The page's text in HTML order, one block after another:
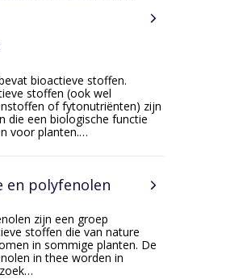
bioactieve stoffen.
stoffen (ook wel
of fytonutriënten) zijn
die een biologische functie
voor planten.…
en polyfenolen
zijn een groep
stoffen die van nature
in sommige planten. De
in thee worden in